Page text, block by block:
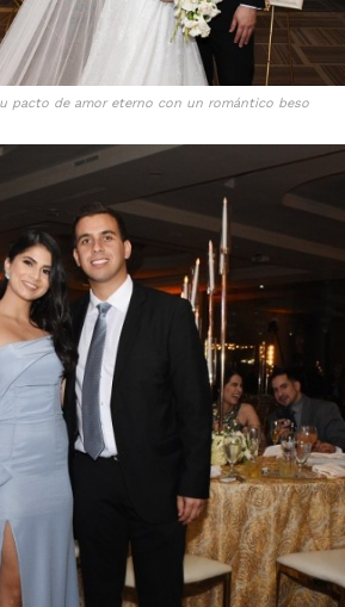
pacto de amor eterno con un romántico beso